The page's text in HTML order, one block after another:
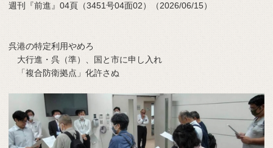
週刊『前進』04頁（3451号04面02）（2026/06/15）
呉港の特定利用やめろ
大行進・呉（準）、国と市に申し入れ
「複合防衛拠点」化許さぬ